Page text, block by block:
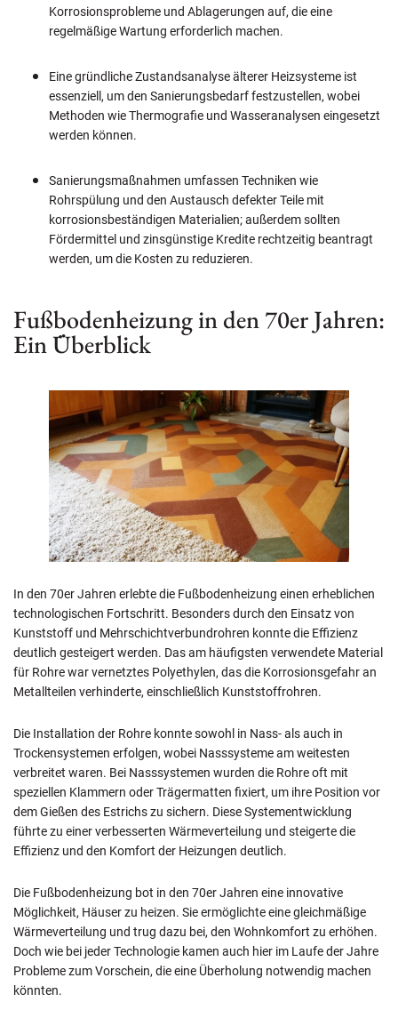
Korrosionsprobleme und Ablagerungen auf, die eine
regelmäßige Wartung erforderlich machen.
Eine gründliche Zustandsanalyse älterer Heizsysteme ist
essenziell, um den Sanierungsbedarf festzustellen, wobei
Methoden wie Thermografie und Wasseranalysen eingesetzt
werden können.
Sanierungsmaßnahmen umfassen Techniken wie
Rohrspülung und den Austausch defekter Teile mit
korrosionsbeständigen Materialien; außerdem sollten
Fördermittel und zinsgünstige Kredite rechtzeitig beantragt
werden, um die Kosten zu reduzieren.
Fußbodenheizung in den 70er Jahren:
Ein Überblick
In den 70er Jahren erlebte die Fußbodenheizung einen erheblichen
technologischen Fortschritt. Besonders durch den Einsatz von
Kunststoff und Mehrschichtverbundrohren konnte die Effizienz
deutlich gesteigert werden. Das am häufigsten verwendete Material
für Rohre war vernetztes Polyethylen, das die Korrosionsgefahr an
Metallteilen verhinderte, einschließlich Kunststoffrohren.
Die Installation der Rohre konnte sowohl in Nass- als auch in
Trockensystemen erfolgen, wobei Nasssysteme am weitesten
verbreitet waren. Bei Nasssystemen wurden die Rohre oft mit
speziellen Klammern oder Trägermatten fixiert, um ihre Position vor
dem Gießen des Estrichs zu sichern. Diese Systementwicklung
führte zu einer verbesserten Wärmeverteilung und steigerte die
Effizienz und den Komfort der Heizungen deutlich.
Die Fußbodenheizung bot in den 70er Jahren eine innovative
Möglichkeit, Häuser zu heizen. Sie ermöglichte eine gleichmäßige
Wärmeverteilung und trug dazu bei, den Wohnkomfort zu erhöhen.
Doch wie bei jeder Technologie kamen auch hier im Laufe der Jahre
Probleme zum Vorschein, die eine Überholung notwendig machen
könnten.